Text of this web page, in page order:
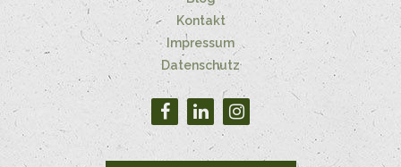
Kontakt
Impressum
Datenschutz